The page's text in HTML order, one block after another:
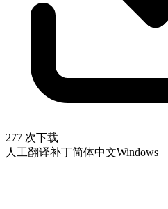
277 次下载
人工翻译补丁简体中文Windows